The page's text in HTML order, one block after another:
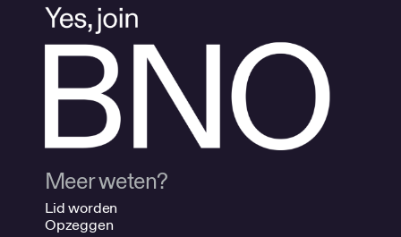
Meer weten?
Lid worden
Opzeggen